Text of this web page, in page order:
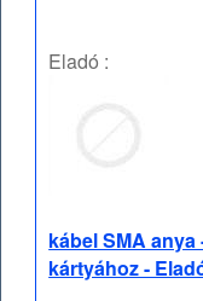
Eladó :
kábel SMA
kártyához -